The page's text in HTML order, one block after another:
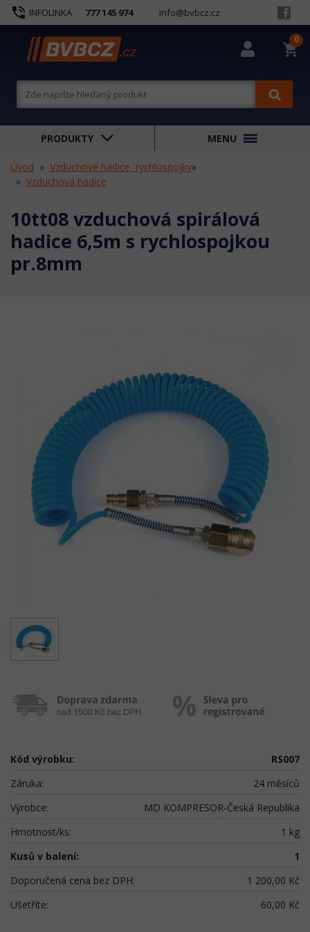
phone_in_talk INFOLINKA 777 145 974 info@bvbcz.cz
shopping_cart
0
PRODUKTY MENU
Úvod Vzduchové hadice, rychlospojky»
Vzduchová hadice
10tt08 vzduchová spirálová
hadice 6,5m s rychlospojkou
pr.8mm
Kód výrobku:
RS007
Záruka:
24 měsíců
Výrobce:
MD KOMPRESOR-Česká Republika
Hmotnost/ks:
1 kg
Kusů v balení:
1
Doporučená cena bez DPH:
1 200,00 Kč
Ušetříte:
60,00 Kč